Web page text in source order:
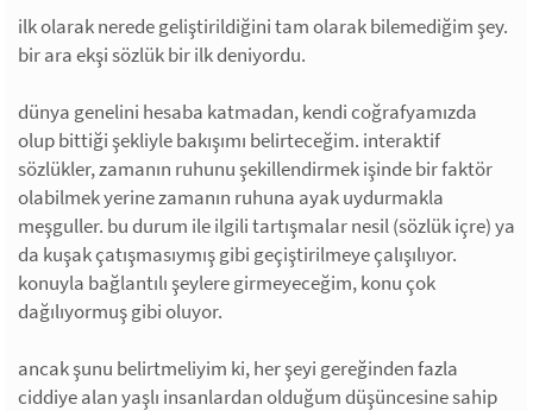
ilk olarak nerede geliştirildiğini tam olarak bilemediğim şey.
bir ara ekşi sözlük bir ilk deniyordu.
dünya genelini hesaba katmadan, kendi coğrafyamızda
olup bittiği şekliyle bakışımı belirteceğim. interaktif
sözlükler, zamanın ruhunu şekillendirmek işinde bir faktör
olabilmek yerine zamanın ruhuna ayak uydurmakla
meşguller. bu durum ile ilgili tartışmalar nesil (sözlük içre) ya
da kuşak çatışmasıymış gibi geçiştirilmeye çalışılıyor.
konuyla bağlantılı şeylere girmeyeceğim, konu çok
dağılıyormuş gibi oluyor.
ancak şunu belirtmeliyim ki, her şeyi gereğinden fazla
ciddiye alan yaşlı insanlardan olduğum düşüncesine sahip